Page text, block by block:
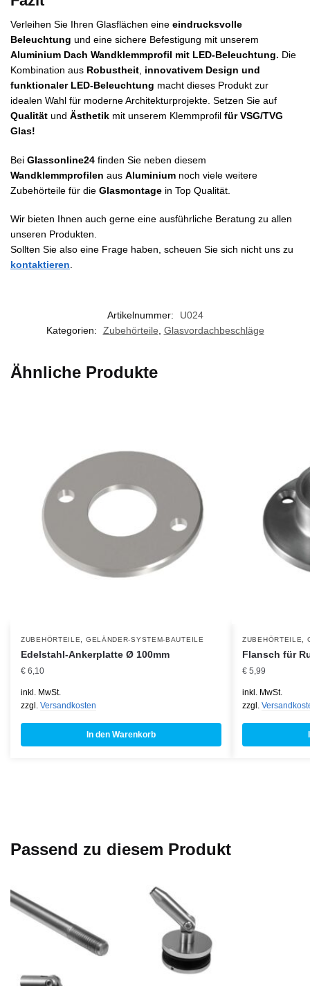
Verleihen Sie Ihren Glasflächen eine eindrucksvolle
Beleuchtung und eine sichere Befestigung mit unserem
Aluminium Dach Wandklemmprofil mit LED-Beleuchtung. Die
Kombination aus Robustheit, innovativem Design und
funktionaler LED-Beleuchtung macht dieses Produkt zur
idealen Wahl für moderne Architekturprojekte. Setzen Sie auf
Qualität und Ästhetik mit unserem Klemmprofil für VSG/TVG
Glas!
Bei Glassonline24 finden Sie neben diesem
Wandklemmprofilen aus Aluminium noch viele weitere
Zubehörteile für die Glasmontage in Top Qualität.
Wir bieten Ihnen auch gerne eine ausführliche Beratung zu allen
unseren Produkten.
Sollten Sie also eine Frage haben, scheuen Sie sich nicht uns zu
kontaktieren.
Artikelnummer:
U024
Kategorien:
Zubehörteile Glasvordachbeschläge
Ähnliche Produkte
ZUBEHÖRTEILE GELÄNDER-SYSTEM-BAUTEILE
Edelstahl-Ankerplatte Ø 100mm
€ 6,10
inkl. MwSt.
zzgl. Versandkosten
In den Warenkorb
ZUBEHÖRTEILE
Flansch für
€ 5,99
inkl. MwSt.
zzgl.
Passend zu diesem Produkt